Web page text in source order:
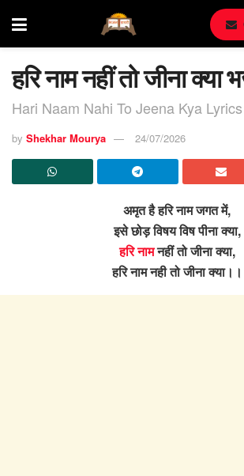
हरि नाम नहीं तो जीना क्या
Hari Naam Nahi To Jeena Kya Lyrics
by Shekhar Mourya 24/07/2026
अमृत है हरि नाम जगत में,
इसे छोड़ विषय विष पीना क्या,
हरि नामनहीं तो जीना क्या,
हरि नाम नही तो जीना क्या।।